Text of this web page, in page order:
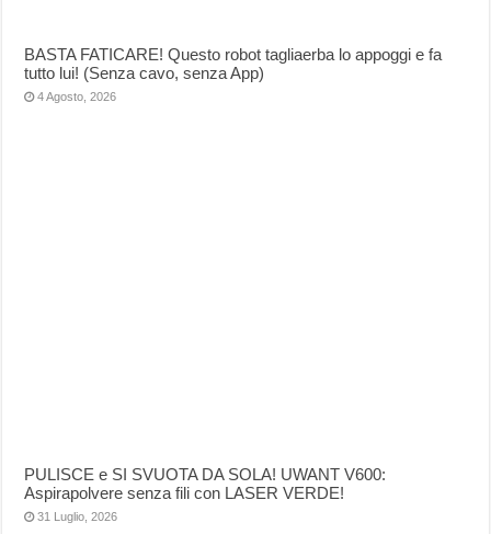
BASTA FATICARE! Questo robot tagliaerba lo appoggi e fa
tutto lui! (Senza cavo, senza App)
4 Agosto, 2026
PULISCE e SI SVUOTA DA SOLA! UWANT V600:
Aspirapolvere senza fili con LASER VERDE!
31 Luglio, 2026